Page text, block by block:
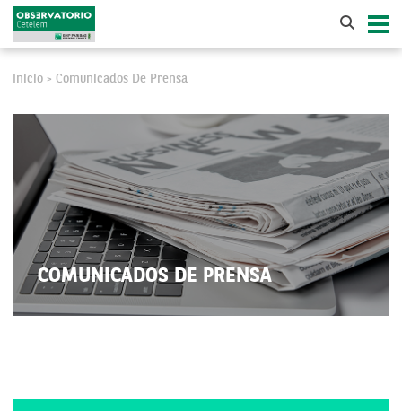
Inicio > Comunicados De Prensa
COMUNICADOS DE PRENSA